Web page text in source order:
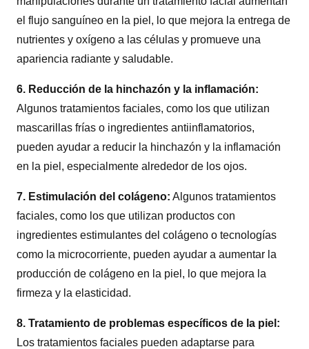
el flujo sanguíneo en la piel, lo que mejora la entrega de
nutrientes y oxígeno a las células y promueve una
apariencia radiante y saludable.
6. Reducción de la hinchazón y la inflamación:
Algunos tratamientos faciales, como los que utilizan
mascarillas frías o ingredientes antiinflamatorios,
pueden ayudar a reducir la hinchazón y la inflamación
en la piel, especialmente alrededor de los ojos.
7. Estimulación del colágeno: Algunos tratamientos
faciales, como los que utilizan productos con
ingredientes estimulantes del colágeno o tecnologías
como la microcorriente, pueden ayudar a aumentar la
producción de colágeno en la piel, lo que mejora la
firmeza y la elasticidad.
8. Tratamiento de problemas específicos de la piel:
Los tratamientos faciales pueden adaptarse para